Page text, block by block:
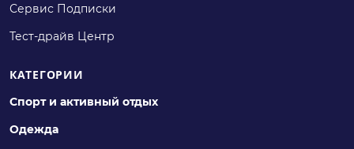
Сервис Подписки
Тест-драйв Центр
КАТЕГОРИИ
Спорт и активный отдых
Одежда